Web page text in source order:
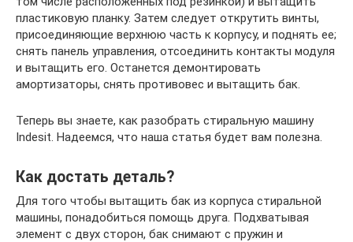
пластиковую планку. Затем следует открутить винты,
присоединяющие верхнюю часть к корпусу, и поднять ее;
снять панель управления, отсоединить контакты модуля
и вытащить его. Останется демонтировать
амортизаторы, снять противовес и вытащить бак.
Теперь вы знаете, как разобрать стиральную машину
Indesit. Надеемся, что наша статья будет вам полезна.
Как достать деталь?
Для того чтобы вытащить бак из корпуса стиральной
машины, понадобиться помощь друга. Подхватывая
элемент с двух сторон, бак снимают с пружин и